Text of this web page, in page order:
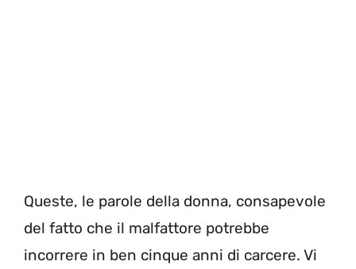
Queste, le parole della donna, consapevole
del fatto che il malfattore potrebbe
incorrere in ben cinque anni di carcere. Vi